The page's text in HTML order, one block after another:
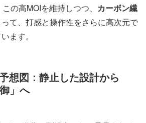
の高MOIを維持しつつ、 カーボン繊
て、打感と操作性をさらに高次元で
ます。
想図：静止した設計から
」へ